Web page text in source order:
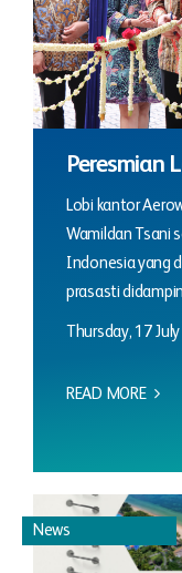
Peresmian
Lobi kantor
Wamildan Tsani
Indonesia yang
prasasti
Thursday, 17
READ MORE
News